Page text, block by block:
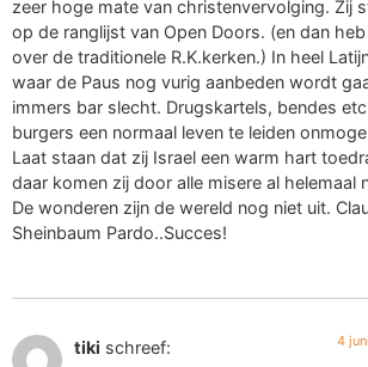
zeer hoge mate van christenvervolging. Zij
op de ranglijst van Open Doors. (en dan
over de traditionele R.K.kerken.) In heel
waar de Paus nog vurig aanbeden wordt
immers bar slecht. Drugskartels, bendes
burgers een normaal leven te leiden
Laat staan dat zij Israel een warm hart
daar komen zij door alle misere al helemaal
De wonderen zijn de wereld nog niet uit.
Sheinbaum Pardo..Succes!
tiki schreef: 4